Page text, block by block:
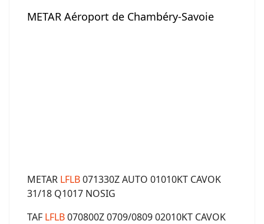
METAR Aéroport de Chambéry-Savoie
METAR LFLB071330Z AUTO 01010KT CAVOK
31/18 Q1017 NOSIG
TAF LFLB070800Z 0709/0809 02010KT CAVOK